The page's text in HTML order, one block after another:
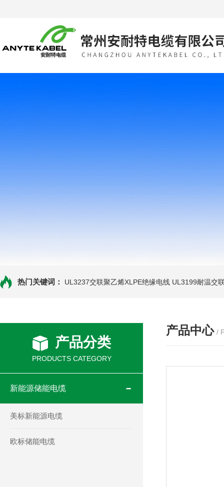
热门关键词： UL3237交联聚乙烯XLPE绝缘电线 UL3199耐温交
产品分类
PRODUCTS CATEGORY
新能源储能电缆
美标新能源电缆
欧标储能电缆
产品中心 /